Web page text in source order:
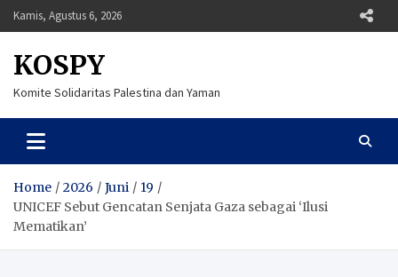
Skip
to
Kamis, Agustus 6, 2026
KOSPY
Komite Solidaritas Palestina dan Yaman
Home 2026 Juni
19
UNICEF Sebut Gencatan Senjata Gaza sebagai ‘Ilusi
Mematikan’